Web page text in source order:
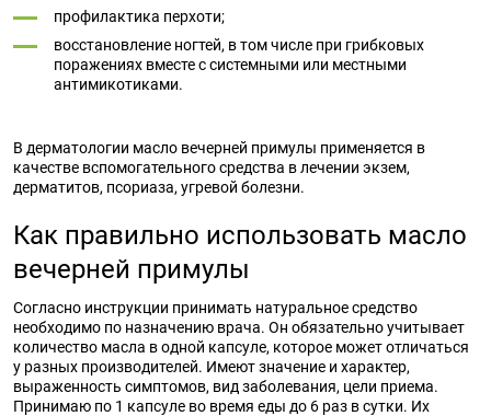
профилактика перхоти;
восстановление ногтей, в том числе при грибковых
поражениях вместе с системными или местными
антимикотиками.
В дерматологии масло вечерней примулы применяется в
качестве вспомогательного средства в лечении экзем,
дерматитов, псориаза, угревой болезни.
Как правильно использовать масло
вечерней примулы
Согласно инструкции принимать натуральное средство
необходимо по назначению врача. Он обязательно учитывает
количество масла в одной капсуле, которое может отличаться
у разных производителей. Имеют значение и характер,
выраженность симптомов, вид заболевания, цели приема.
Принимаю по 1 капсуле во время еды до 6 раз в сутки. Их